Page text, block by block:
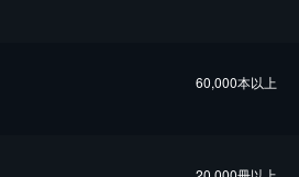
60,000本以上